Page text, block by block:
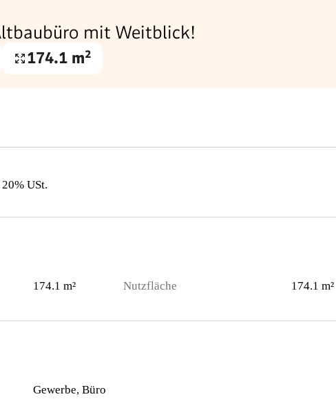
mit Weitblick!
Nutzfläche
174.1 m²
USt.
174.1 m² Nutzfläche 174.1 m²
Gewerbe, Büro